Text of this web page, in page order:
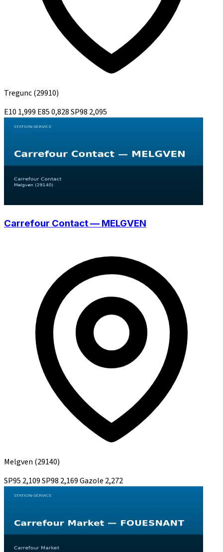
Tregunc(29910)
E10 1,999 E850,828SP98 2,095
Carrefour Contact — MELGVEN
Melgven (29140)
SP95 2,109SP98 2,169Gazole 2,272